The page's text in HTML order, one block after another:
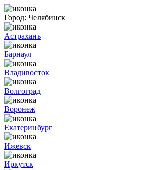
Город: Челябинск
Астрахань
Барнаул
Владивосток
Волгоград
Воронеж
Екатеринбург
Ижевск
Иркутск